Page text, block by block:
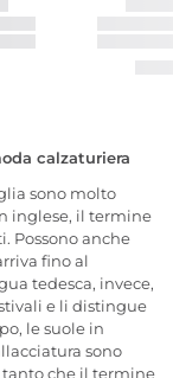
calzaturiera
sono molto
inglese, il termine
Possono anche
fino al
tedesca, invece,
e li distingue
le suole in
sono
che il termine